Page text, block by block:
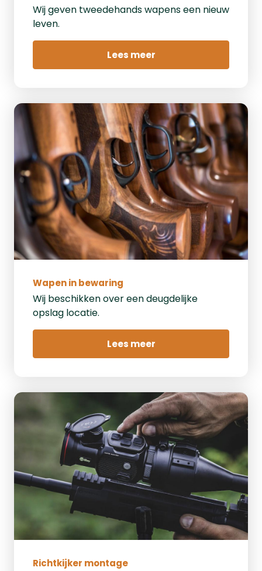
Wij geven tweedehands wapens een nieuw
leven.
Lees meer
Wapen in bewaring
Wij beschikken over een deugdelijke
opslag locatie.
Lees meer
Richtkijker montage